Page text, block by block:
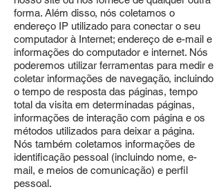
forma. Além disso, nós coletamos o
endereço IP utilizado para conectar o seu
computador à Internet; endereço de e-mail e
informações do computador e internet. Nós
poderemos utilizar ferramentas para medir e
coletar informações de navegação, incluindo
o tempo de resposta das páginas, tempo
total da visita em determinadas páginas,
informações de interação com página e os
métodos utilizados para deixar a página.
Nós também coletamos informações de
identificação pessoal (incluindo nome, e-
mail, e meios de comunicação) e perfil
pessoal.